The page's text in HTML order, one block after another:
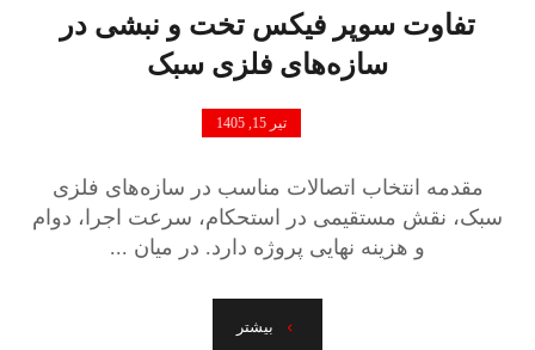
تفاوت سوپر فیکس تخت و نبشی در
سازه‌های فلزی سبک
تیر 15, 1405
مقدمه انتخاب اتصالات مناسب در سازه‌های فلزی
سبک، نقش مستقیمی در استحکام، سرعت اجرا، دوام
و هزینه نهایی پروژه دارد. در میان ...
بیشتر